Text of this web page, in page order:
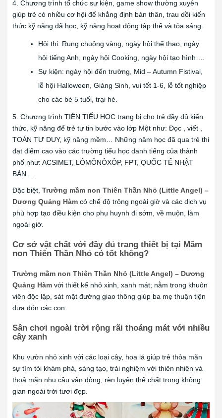
4. Chương trình tổ chức sự kiện, game show thường xuyên
giúp trẻ có nhiều cơ hội để khẳng định bản thân, trau dồi kiến
thức kỹ năng đã học, kỹ năng hoạt động tập thể và tỏa sáng.
Hội thi: Rung chuông vàng, ngày hội thể thao, ngày
hội tiếng Anh, ngày hội Cooking, ngày hội tạo hình….
Sự kiện: ngày hội đến trường, Mid – Autumn Fistival,
lễ hội Halloween, Giáng Sinh, vui tết 1-6, lễ tốt nghiệp
cho các bé 5 tuổi, trại hè.
5. Chương trình TIỀN TIỂU HỌC trang bị cho trẻ đầy đủ kiến
thức, kỹ năng để trẻ tự tin bước vào lớp Một như: Đọc , viết ,
TOÁN TƯ DUY, kỹ năng mềm… Những năm học đã qua trẻ thi
đạt điểm cao vào các trường tiểu học danh tiếng của thành
phố như: ACSIMET, LÔMÔNÔXÔP, FPT, QUỐC TẾ NHẬT
BẢN…
Đặc biệt, Trường mầm non Thiên Thần Nhỏ (Little Angel) –
Dương Quảng Hàm có chế độ trông ngoài giờ và các dịch vụ
phù hợp tạo điều kiện cho phụ huynh đi sớm, về muộn, làm
ngoài giờ.
Cơ sở vật chất với đầy đủ trang thiết bị tại Mầm
non Thiên Thần Nhỏ có tốt không?
Trường mầm non Thiên Thần Nhỏ (Little Angel) – Dương
Quảng Hàm với thiết kế nhỏ xinh, xanh mát; nằm trong khuôn
viên độc lập, sát mặt đường giao thông giúp ba mẹ thuận tiện
đưa đón các con.
Sân chơi ngoài trời rộng rãi thoáng mát với nhiều
cây xanh
Khu vườn nhỏ xinh với các loại cây, hoa lá giúp trẻ thỏa mãn
sự tìm tòi khám phá, sáng tạo, trải nghiệm với thiên nhiên và
thoả mãn nhu cầu vận động, rèn luyện thể chất trong không
gian ngoài trời tươi đẹp.